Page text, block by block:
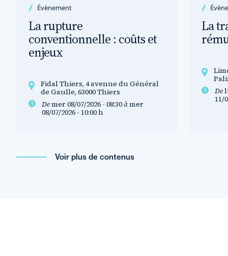
Évènement
La rupture
conventionnelle : coûts et
enjeux
Fidal Thiers, 4 avenue du Général
de Gaulle, 63000 Thiers
Demer 08/07/2026 - 08:30àmer
08/07/2026 - 10:00h
La
De
11/
Voir plus de contenus